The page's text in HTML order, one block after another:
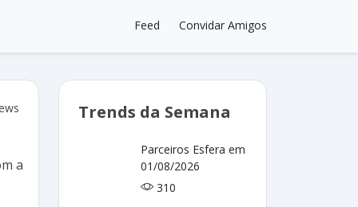
Feed Convidar Amigos
Trends da Semana
Parceiros Esfera em
01/08/2026
310